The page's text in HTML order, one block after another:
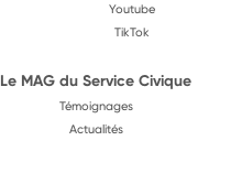
Youtube
TikTok
Le MAG du Service Civique
Témoignages
Actualités